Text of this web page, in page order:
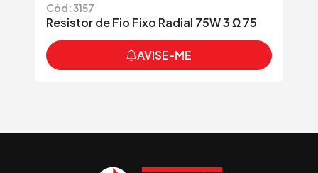
Cód: 3157
Resistor de Fio Fixo Radial 75W 3 Ω 75
AVISE-ME